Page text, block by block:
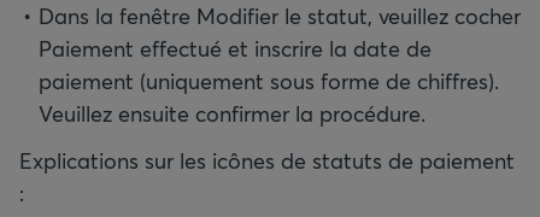
Dans la fenêtre Modifier le statut, veuillez cocher
Paiement effectué et inscrire la date de
paiement (uniquement sous forme de chiffres).
Veuillez ensuite confirmer la procédure.
Explications sur les icônes de statuts de paiement
: